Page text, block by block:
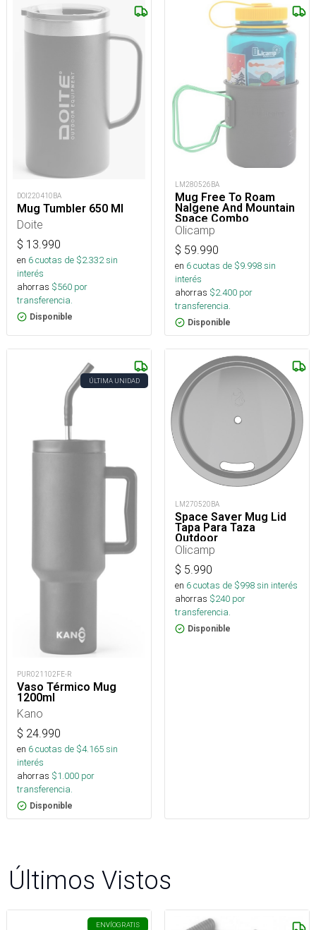
DOI220410BA
Mug Tumbler 650 Ml
Doite
$ 13.990
en 6cuotas de $2.332sin
interés
ahorras $560 por
transferencia.
Disponible
LM280526BA
Mug Free To Roam
Nalgene And Mountain
Space Combo
Olicamp
$ 59.990
en 6cuotas de $9.998sin
interés
ahorras $2.400 por
transferencia.
Disponible
ÚLTIMA UNIDAD
PUR021102FE-R
Vaso Térmico Mug
1200ml
Kano
$ 24.990
en 6cuotas de $4.165sin
interés
ahorras $1.000 por
transferencia.
Disponible
LM270520BA
Space Saver Mug Lid
Tapa Para Taza
Outdoor
Olicamp
$ 5.990
en 6cuotas de $998sin interés
ahorras $240 por
transferencia.
Disponible
Últimos Vistos
ENVÍOGRATIS